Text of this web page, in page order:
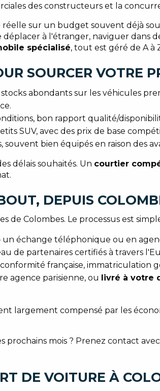
des constructeurs et la
sur un budget souvent déjà
à l'étranger, naviguer dans
spécialisé, tout est géré de A à
SOURCER VOTRE
abondants sur les véhicules
bon rapport qualité/
SUV, avec des prix de base
bien équipés en raison des
délais souhaités. Un courtier
DEPUIS
de Colombes. Le processus est
échange téléphonique ou en
de partenaires certifiés à travers
française, immatriculation
agence parisienne, ou livré à votre
largement compensé par les
prochains mois ? Prenez contact
DE VOITURE À